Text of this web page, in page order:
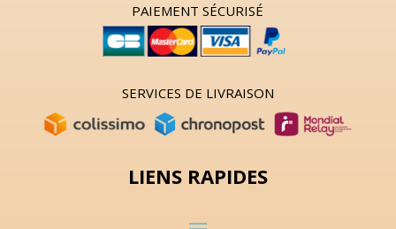
PAIEMENT SÉCURISÉ
SERVICES DE LIVRAISON
LIENS RAPIDES